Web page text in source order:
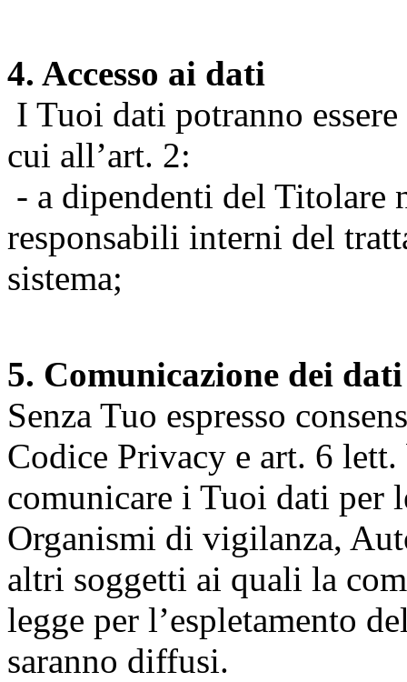
4. Accesso ai dati
I Tuoi dati potranno
cui all’art. 2:
- a dipendenti del Titolare
responsabili interni del
sistema;
5. Comunicazione dei dati
Senza Tuo espresso
Codice Privacy e art. 6
comunicare i Tuoi dati per
Organismi di vigilanza,
altri soggetti ai quali la
legge per l’espletamento
saranno diffusi.